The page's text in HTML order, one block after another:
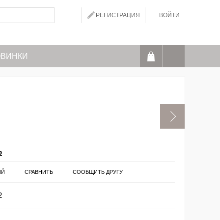
РЕГИСТРАЦИЯ ВОЙТИ
СРАВНИТЬ СООБЩИТЬ ДРУГУ